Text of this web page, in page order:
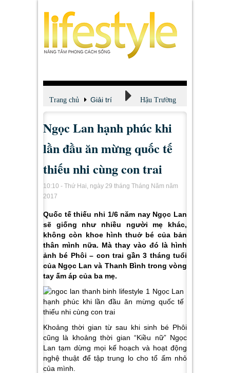
Trang chủ Giải trí Hậu Trường
Ngọc Lan hạnh phúc khi
lần đầu ăn mừng quốc tế
thiếu nhi cùng con trai
10:10 - Thứ Hai, ngày 29 tháng Tháng Năm năm
2017
Quốc tế thiếu nhi 1/6 năm nay Ngọc Lan
sẽ giống như nhiều người mẹ khác,
không còn khoe hình thuở bé của bản
thân mình nữa. Mà thay vào đó là hình
ảnh bé Phôi – con trai gần 3 tháng tuổi
của Ngọc Lan và Thanh Bình trong vòng
tay ấm áp của ba mẹ.
Khoảng thời gian từ sau khi sinh bé Phôi
cũng là khoảng thời gian “Kiều nữ” Ngọc
Lan tạm dừng mọi kế hoạch và hoạt động
nghệ thuật để tập trung lo cho tổ ấm nhỏ
của mình.